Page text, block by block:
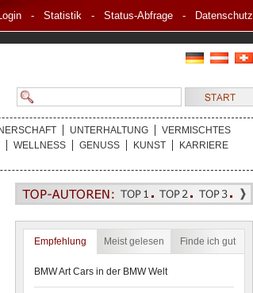
- Statistik- Status-Abfrage- Datenschutz
UNTERHALTUNG
VERMISCHTES
WELLNESS GENUSS KUNST
KARRIERE
Empfehlung Meist gelesen Finde ich gut
BMW Art Cars in der BMW Welt